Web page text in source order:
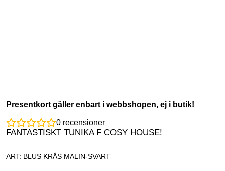
Presentkort gäller enbart i webbshopen, ej i butik!
0 recensioner
FANTASTISKT TUNIKA F COSY HOUSE!
ART: BLUS KRÅS MALIN-SVART